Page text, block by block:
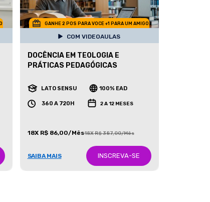
GANHE 2 POS PARA VOCE +1 PARA UM AMIGO
COM VIDEOAULAS
DOCÊNCIA EM TEOLOGIA E
PRÁTICAS PEDAGÓGICAS
LATO SENSU 100% EAD
360 A 720H 2 A 12 MESES
18X R$ 86,00/Mês18X R$ 387,00/Mês
SAIBA MAIS INSCREVA-SE